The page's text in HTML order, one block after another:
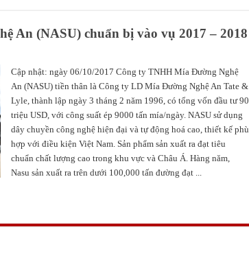
An (NASU) chuẩn bị vào vụ 2017 – 2018
Cập nhật: ngày 06/10/2017 Công ty TNHH Mía Đường Nghệ
An (NASU) tiền thân là Công ty LD Mía Đường Nghệ An Tate &
Lyle, thành lập ngày 3 tháng 2 năm 1996, có tổng vốn đầu tư 90
triệu USD, với công suất ép 9000 tấn mía/ngày. NASU sử dụng
dây chuyền công nghệ hiện đại và tự động hoá cao, thiết kế phù
hợp với điều kiện Việt Nam. Sản phẩm sản xuất ra đạt tiêu
chuẩn chất lượng cao trong khu vực và Châu Á. Hàng năm,
Nasu sản xuất ra trên dưới 100,000 tấn đường đạt ...